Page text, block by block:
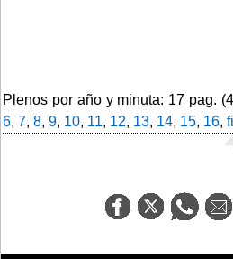
Plenos por año y minuta: 17 pag.
6, 7, 8, 9, 10, 11, 12, 13, 14, 15, 16,